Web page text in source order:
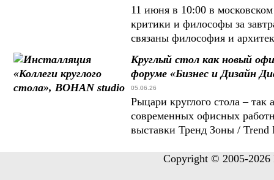
11 июня в 10:00 в
критики и философы за
связаны философия и
Круглый стол как новый
форуме «Бизнес и Дизайн
05.06.26
Рыцари круглого стола –
современных офисных
выставки Тренд Зоны / Trend
Copyright © 2005-2026